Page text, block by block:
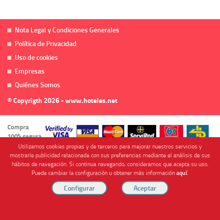
Nota Legal y Condiciones Generales
Política de Privacidad
Uso de cookies
Empresas
Quiénes Somos
© Copyrigth 2026 - www.hoteles.net
Compra
100% segura
Cofinanciado por
Utilizamos cookies propias y de terceros para mejorar nuestros servicios y
mostrarle publicidad relacionada con sus preferencias mediante el análisis de sus
hábitos de navegación. Si continua navegando, consideramos que acepta su uso.
Puede cambiar la configuración u obtener más informaciónaquí.